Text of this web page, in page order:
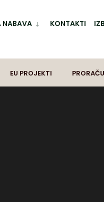
NABAVA KONTAKTI
EU PROJEKTI